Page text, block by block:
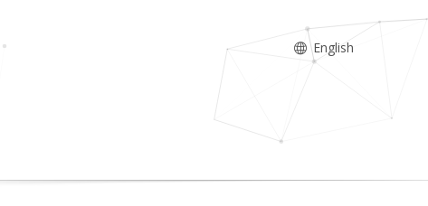
English